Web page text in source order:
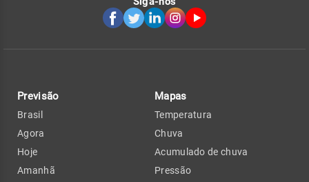
Previsão
Brasil
Agora
Hoje
Amanhã
Mapas
Temperatura
Chuva
Acumulado de chuva
Pressão